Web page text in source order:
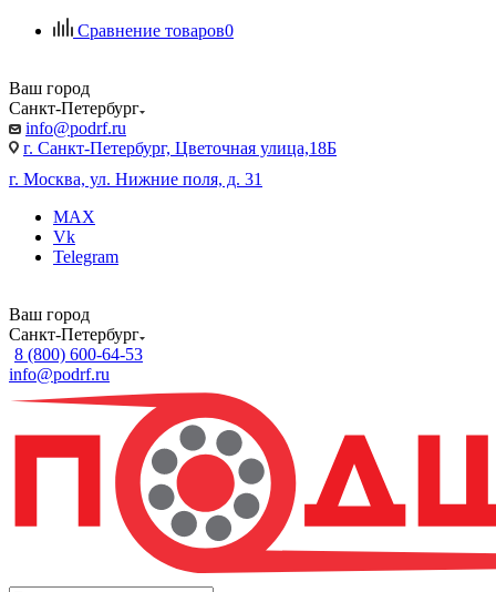
Сравнение товаров0
Ваш город
Санкт-Петербург
info@podrf.ru
г. Санкт-Петербург, Цветочная улица,18Б
г. Москва, ул. Нижние поля, д. 31
MAX
Vk
Telegram
Ваш город
Санкт-Петербург
8 (800) 600-64-53
info@podrf.ru